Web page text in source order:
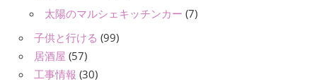
太陽のマルシェキッチンカー (7)
子供と行ける (99)
居酒屋 (57)
工事情報 (30)